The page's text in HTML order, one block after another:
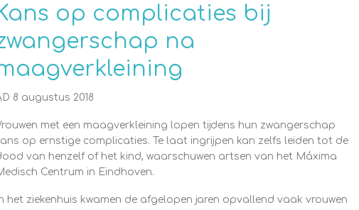
op complicaties bij
na
8 augustus 2018
met een maagverkleining lopen tijdens hun zwangerschap
op ernstige complicaties. Te laat ingrijpen kan zelfs leiden tot de
van henzelf of het kind, waarschuwen artsen van het Máxima
Centrum in Eindhoven.
het ziekenhuis kwamen de afgelopen jaren opvallend vaak vrouwen